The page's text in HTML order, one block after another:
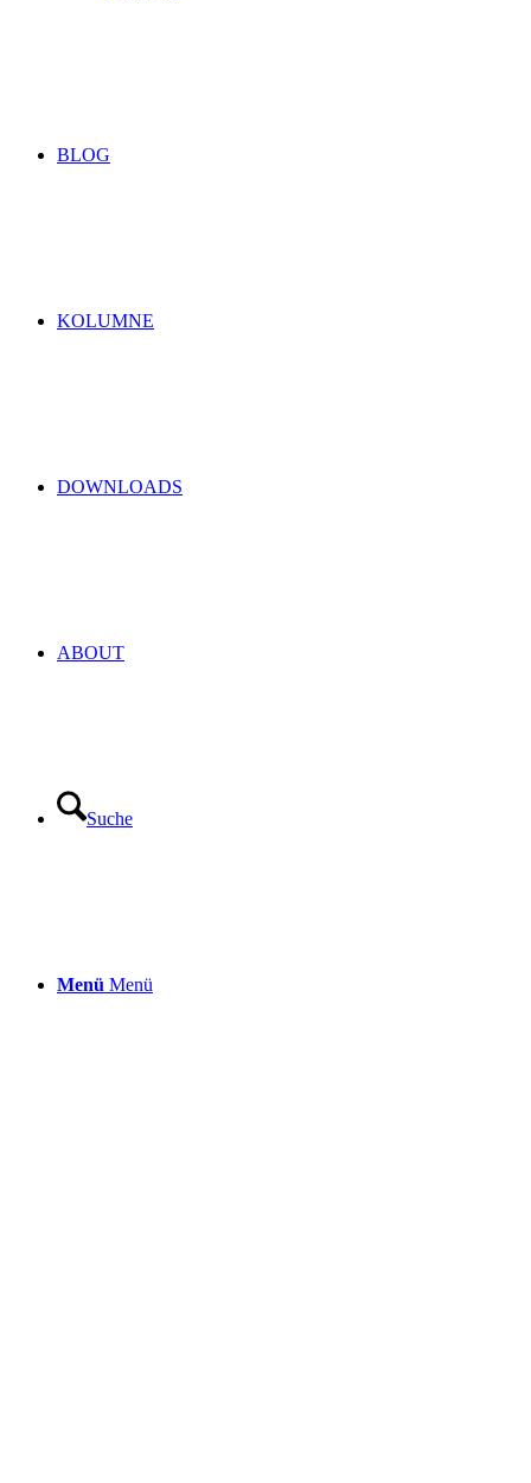
BLOG
KOLUMNE
DOWNLOADS
ABOUT
Suche
Menü Menü